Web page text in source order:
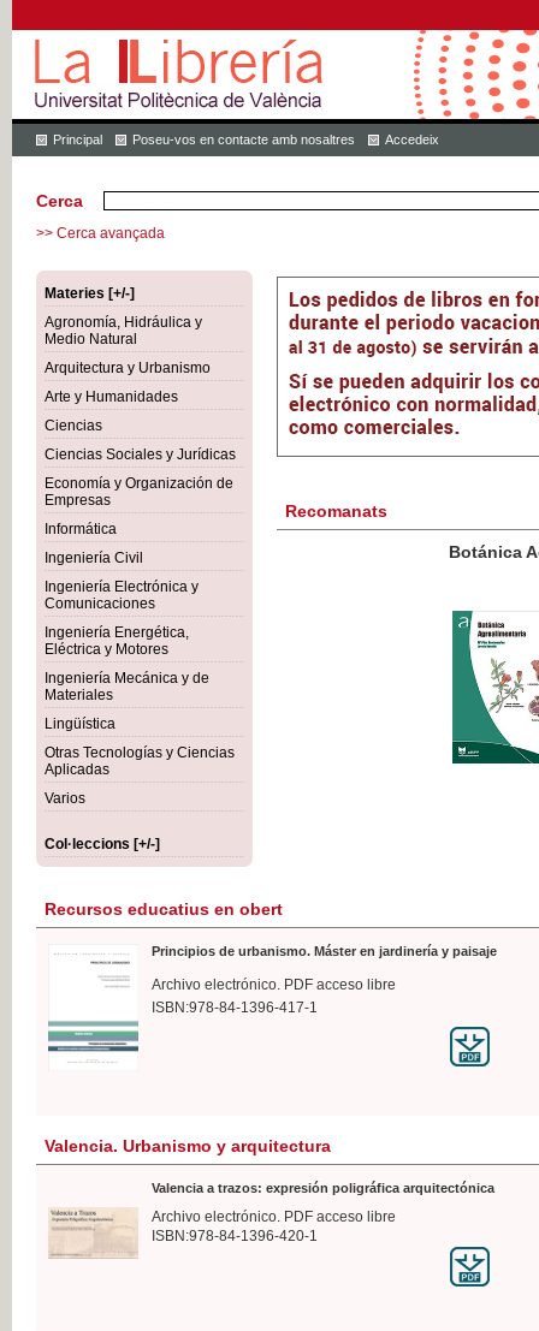
Principal Poseu-vos en contacte amb nosaltres Accedeix
Cerca
>> Cerca avançada
Materies [+/-]
Agronomía, Hidráulica y
Medio Natural
Arquitectura y Urbanismo
Arte y Humanidades
Ciencias
Ciencias Sociales y Jurídicas
Economía y Organización de
Empresas
Informática
Ingeniería Civil
Ingeniería Electrónica y
Comunicaciones
Ingeniería Energética,
Eléctrica y Motores
Ingeniería Mecánica y de
Materiales
Lingüística
Otras Tecnologías y Ciencias
Aplicadas
Varios
Col·leccions [+/-]
Recomanats
Botánica Agroalimentaria
IVA
Recursos educatius en obert
Principios de urbanismo. Máster en jardinería y paisaje
Archivo electrónico. PDF acceso libre
ISBN:978-84-1396-417-1
Valencia. Urbanismo y arquitectura
Valencia a trazos: expresión poligráfica arquitectónica
Archivo electrónico. PDF acceso libre
ISBN:978-84-1396-420-1